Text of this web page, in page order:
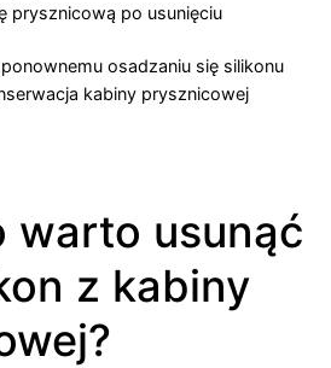
prysznicową po usunięciu
osadzaniu się silikonu
kabiny prysznicowej
warto usunąć
z kabiny